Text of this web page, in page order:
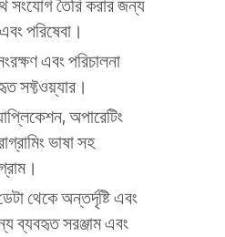
পরিষেবা।
এবং পরিচালনা
সফ্টওয়্যার।
অপারেটিং
ভাষা সহ
থেকে অন্তর্দৃষ্টি এবং
ব্যবহৃত সরঞ্জাম এবং